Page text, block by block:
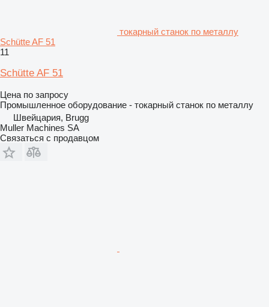
токарный станок по металлу
Schütte AF 51
11
Schütte AF 51
Цена по запросу
Промышленное оборудование - токарный станок по металлу
Швейцария, Brugg
Muller Machines SA
Связаться с продавцом